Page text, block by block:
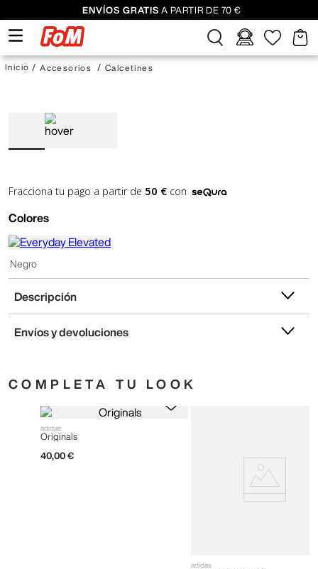
ENVÍOS GRATIS A PARTIR DE 70 €
Accesorios Calcetines
Fracciona tu pago a partir de 50 € con
Colores
Negro
Descripción
Envíos y devoluciones
COMPLETA TU LOOK
adidas
Originals
40,00 €
adidas